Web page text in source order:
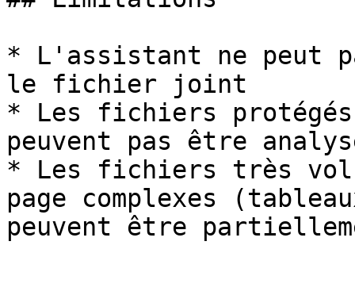
* L'assistant ne peut
le fichier joint
* Les fichiers protégés
peuvent pas être
* Les fichiers très
page complexes